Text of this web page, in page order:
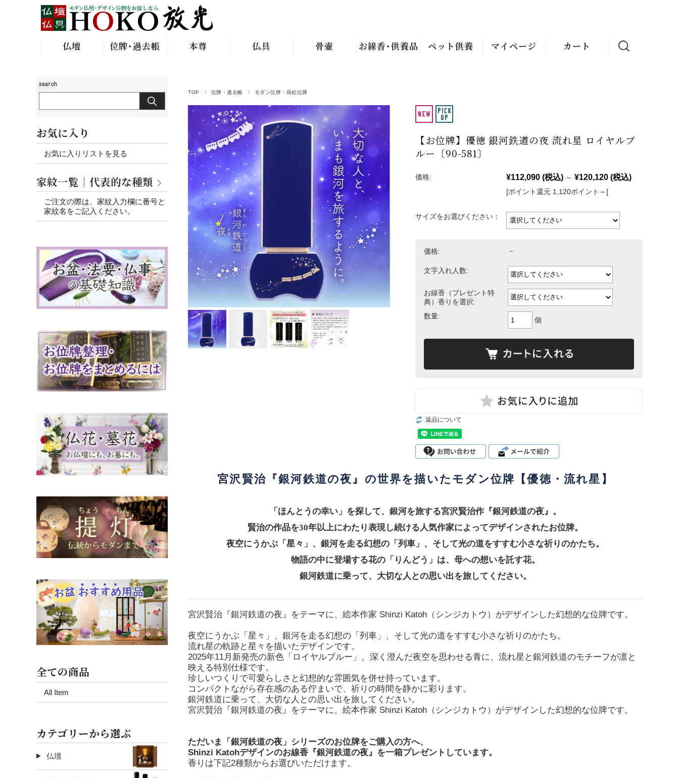
仏壇 位牌･過去帳 本尊 仏具 骨壷 お線香･供養品 ペット供養 マイページ カート
TOP 位牌・過去帳 モダン位牌・蒔絵位牌
【お位牌】優徳 銀河鉄道の夜 流れ星 ロイヤルブ
ルー〔90-581〕
価格: ¥112,090 (税込) ～ ¥120,120 (税込)
[ポイント還元 1,120ポイント～]
サイズをお選びください：
価格: －
文字入れ人数:
お線香（プレゼント特
典）香りを選択:
数量:
個
返品について
宮沢賢治『銀河鉄道の夜』の世界を描いたモダン位牌【優徳・流れ星】
「ほんとうの幸い」を探して、銀河を旅する宮沢賢治作『銀河鉄道の夜』。
賢治の作品を30年以上にわたり表現し続ける人気作家によってデザインされたお位牌。
夜空にうかぶ「星々」、銀河を走る幻想の「列車」、そして光の道をすすむ小さな祈りのかたち。
物語の中に登場する花の「りんどう」は、母への想いを託す花。
銀河鉄道に乗って、大切な人との思い出を旅してください。
宮沢賢治『銀河鉄道の夜』をテーマに、絵本作家 Shinzi Katoh（シンジカトウ）がデザインした幻想的な位牌です。
夜空にうかぶ「星々」、銀河を走る幻想の「列車」、そして光の道をすすむ小さな祈りのかたち。
流れ星の軌跡と星々を描いたデザインです。
2025年11月新発売の新色「ロイヤルブルー」。深く澄んだ夜空を思わせる青に、流れ星と銀河鉄道のモチーフが凛と
映える特別仕様です。
珍しいつくりで可愛らしさと幻想的な雰囲気を併せ持っています。
コンパクトながら存在感のある佇まいで、祈りの時間を静かに彩ります。
銀河鉄道に乗って、大切な人との思い出を旅してください。
宮沢賢治『銀河鉄道の夜』をテーマに、絵本作家 Shinzi Katoh（シンジカトウ）がデザインした幻想的な位牌です。
ただいま「銀河鉄道の夜」シリーズのお位牌をご購入の方へ、
Shinzi Katohデザインのお線香『銀河鉄道の夜』を一箱プレゼントしています。
香りは下記2種類からお選びいただけます。
お気に入り
お気に入りリストを見る
家紋一覧｜代表的な種類
ご注文の際は、家紋入力欄に番号と
家紋名をご記入ください。
全ての商品
All Item
カテゴリーから選ぶ
仏壇